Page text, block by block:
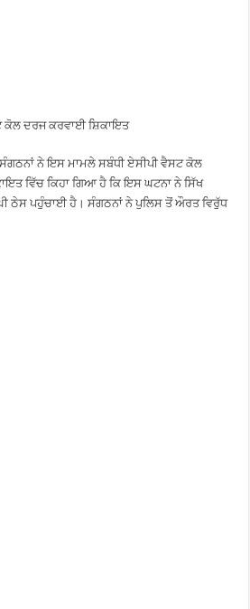
ਕੋਲ ਦਰਜ ਕਰਵਾਈ ਸ਼ਿਕਾਇਤ
ਨੇ ਇਸ ਮਾਮਲੇ ਸਬੰਧੀ ਏਸੀਪੀ ਵੈਸਟ ਕੋਲ
ਵਿੱਚ ਕਿਹਾ ਗਿਆ ਹੈ ਕਿ ਇਸ ਘਟਨਾ ਨੇ ਸਿੱਖ
ਠੇਸ ਪਹੁੰਚਾਈ ਹੈ। ਸੰਗਠਨਾਂ ਨੇ ਪੁਲਿਸ ਤੋਂ ਔਰਤ ਵਿਰੁੱਧ